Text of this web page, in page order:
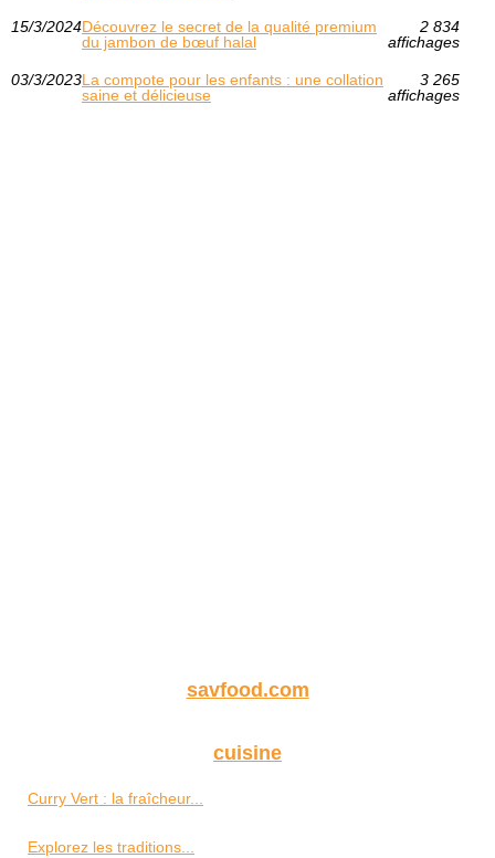
15/3/2024Découvrez le secret de la qualité premium
du jambon de bœuf halal
2 834
affichages
03/3/2023La compote pour les enfants : une collation
saine et délicieuse
3 265
affichages
savfood.com
cuisine
Curry Vert : la fraîcheur...
Explorez les traditions...